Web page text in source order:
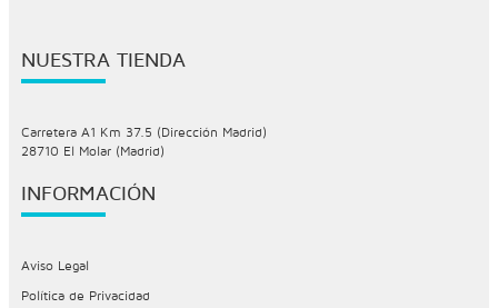
NUESTRA TIENDA
Carretera A1 Km 37.5 (Dirección Madrid)
28710 El Molar (Madrid)
INFORMACIÓN
Aviso Legal
Política de Privacidad